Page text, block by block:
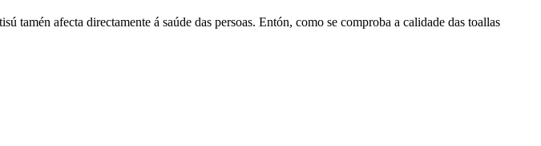
tamén afecta directamente á saúde das persoas. Entón, como se comproba a calidade das toallas